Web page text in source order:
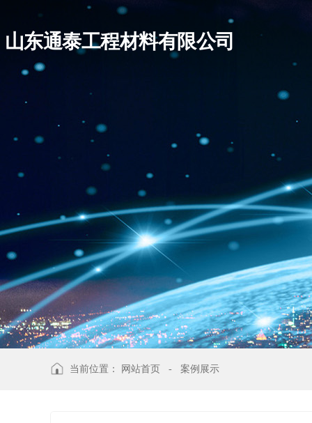
山东通泰工程材料有限公司
当前位置： 网站首页 - 案例展示